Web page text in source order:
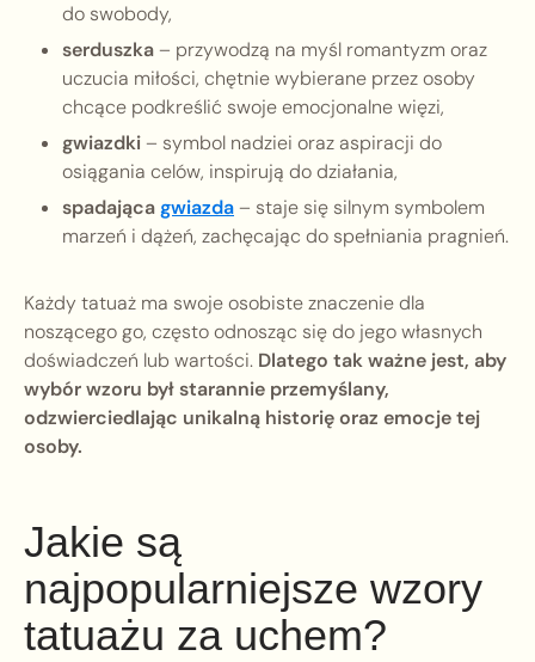
do swobody,
serduszka– przywodzą na myśl romantyzm oraz
uczucia miłości, chętnie wybierane przez osoby
chcące podkreślić swoje emocjonalne więzi,
gwiazdki– symbol nadziei oraz aspiracji do
osiągania celów, inspirują do działania,
spadającagwiazda– staje się silnym symbolem
marzeń i dążeń, zachęcając do spełniania pragnień.
Każdy tatuaż ma swoje osobiste znaczenie dla
noszącego go, często odnosząc się do jego własnych
doświadczeń lub wartości. Dlatego tak ważne jest, aby
wybór wzoru był starannie przemyślany,
odzwierciedlając unikalną historię oraz emocje tej
osoby.
Jakie są
najpopularniejsze wzory
tatuażu za uchem?